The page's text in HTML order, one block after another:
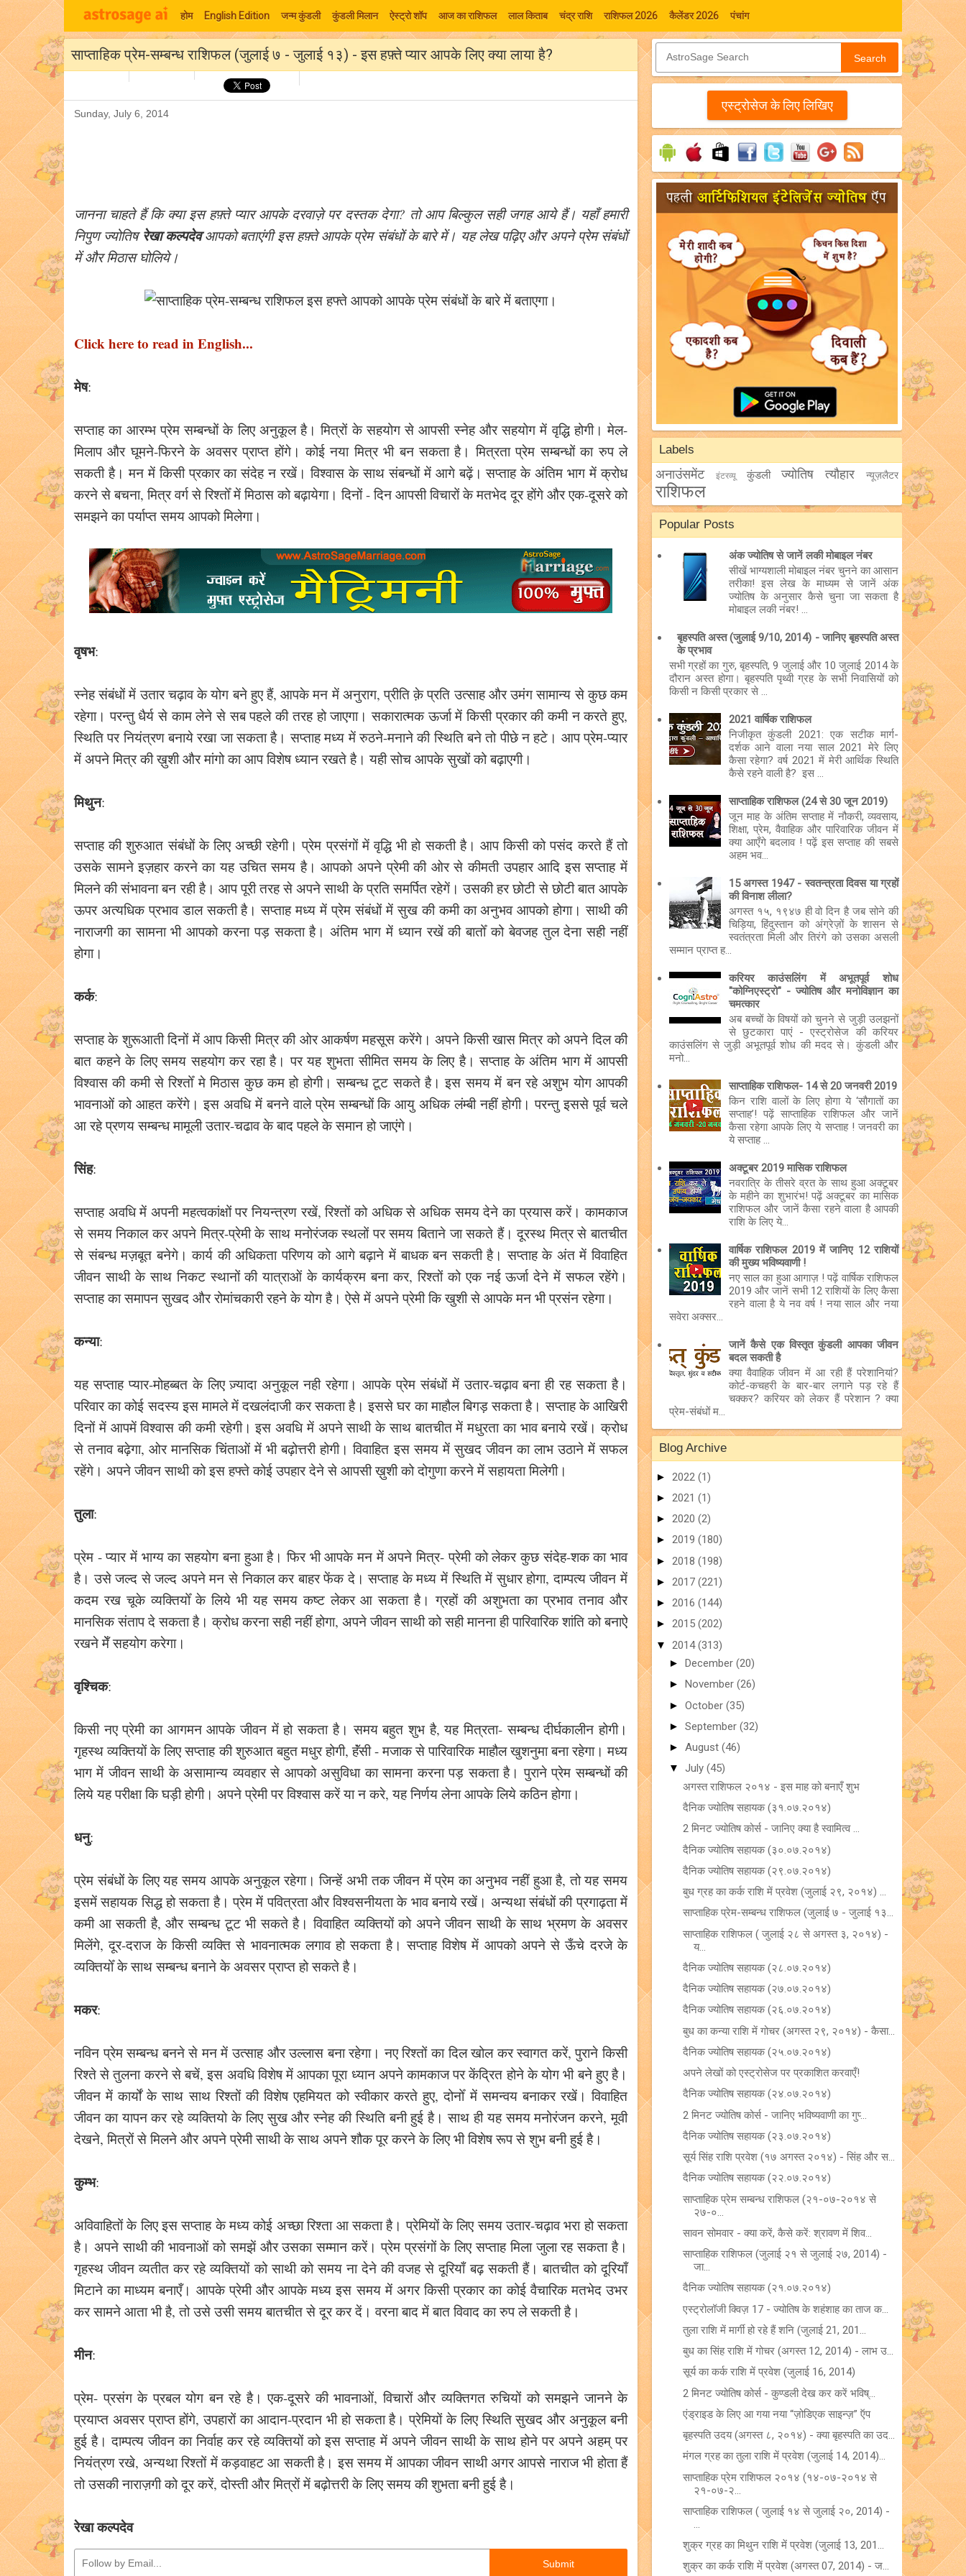
होम English Edition जन्म कुंडली कुंडली मिलान ऐस्ट्रो शॉप आज का राशिफल लाल किताब चंद्र राशि राशिफल 2026 कैलेंडर 2026 पंचांग
साप्ताहिक प्रेम-सम्बन्ध राशिफल (जुलाई ७ - जुलाई १३) - इस हफ़्ते प्यार आपके लिए क्या लाया है?
Sunday, July 6, 2014
जानना चाहते हैं कि क्या इस हफ़्ते प्यार आपके दरवाज़े पर दस्तक देगा? तो आप बिल्कुल सही जगह आये हैं। यहाँ हमारी
निपुण ज्योतिष रेखा कल्पदेवआपको बताएंगी इस हफ़्ते आपके प्रेम संबंधों के बारे में। यह लेख पढ़िए और अपने प्रेम संबंधों
में और मिठास घोलिये।
Click here to read in English...
मेष:
सप्ताह का आरम्भ प्रेम सम्बन्धों के लिए अनुकूल है। मित्रों के सहयोग से आपसी स्नेह और सहयोग में वृद्धि होगी। मेल-
मिलाप और घूमने-फिरने के अवसर प्राप्त होंगे। कोई नया मित्र भी बन सकता है। मित्रता प्रेम सम्बन्धों का रुप ले
सकती है। मन में किसी प्रकार का संदेह न रखें। विश्वास के साथ संबन्धों में आगे बढ़ें। सप्ताह के अंतिम भाग में क्रोध
करने से बचना, मित्र वर्ग से रिश्तोँ में मिठास को बढ़ायेगा। दिनों - दिन आपसी विचारों के मतभेद दूर होंगे और एक-दूसरे को
समझने का पर्याप्त समय आपको मिलेगा।
वृषभ:
स्नेह संबंधों में उतार चढ़ाव के योग बने हुए हैं, आपके मन में अनुराग, प्रीति क़े प्रति उत्साह और उमंग सामान्य से कुछ कम
रहेगा। परन्तु धैर्य से काम लेने से सब पहले की तरह हो जाएगा। सकारात्मक ऊर्जा में किसी प्रकार की कमी न करते हुए,
स्थिति पर नियंत्रण बनाये रखा जा सकता है। सप्ताह मध्य में रुठने-मनाने की स्थिति बने तो पीछे न हटे। आप प्रेम-प्यार
में अपने मित्र की ख़ुशी और मांगो का आप विशेष ध्यान रखते है। यही सोच आपके सुखों को बढ़ाएगी।
मिथुन:
सप्ताह की शुरुआत संबंधों के लिए अच्छी रहेगी। प्रेम प्रसंगों में वृद्धि भी हो सकती है। आप किसी को पसंद करते हैं तो
उसके सामने इज़हार करने का यह उचित समय है। आपको अपने प्रेमी की ओर से कीमती उपहार आदि इस सप्ताह में
मिलने की संभावना बन रही है। आप पूरी तरह से अपने साथी के प्रति समर्पित रहेगें। उसकी हर छोटी से छोटी बात आपके
ऊपर अत्यधिक प्रभाव डाल सकती है। सप्ताह मध्य में प्रेम संबंधों में सुख की कमी का अनुभव आपको होगा। साथी की
नाराजगी का सामना भी आपको करना पड़ सकता है। अंतिम भाग में ध्यान रखें की बातोँ को बेवजह तुल देना सही नहीं
होगा।
कर्क:
सप्ताह के शुरूआती दिनों में आप किसी मित्र की ओर आकर्षण महसूस करेंगे। अपने किसी खास मित्र को अपने दिल की
बात कहने के लिए समय सहयोग कर रहा है। पर यह शुभता सीमित समय के लिए है। सप्ताह के अंतिम भाग में आपसी
विश्वास की कमी से रिश्तोँ मे मिठास कुछ कम हो होगी। सम्बन्ध टूट सकते है। इस समय में बन रहे अशुभ योग आपकी
भावनाओं को आहत करेंगे। इस अवधि में बनने वाले प्रेम सम्बन्धों कि आयु अधिक लंम्बी नहीं होगी। परन्तु इससे पूर्व चले
आ रहे प्रणय सम्बन्ध मामूली उतार-चढाव के बाद पहले के समान हो जाएंगे।
सिंह:
सप्ताह अवधि में अपनी महत्वकांक्षों पर नियन्त्रण रखें, रिश्तों को अधिक से अधिक समय देने का प्रयास करें। कामकाज
से समय निकाल कर अपने मित्र-प्रेमी के साथ मनोरंजक स्थलों पर समय बिताने जा सकते हैं। दूरस्थ मित्र से बातचीत
से संबन्ध मज़बूत बनेगे। कार्य की अधिकता परिणय को आगे बढ़ाने में बाधक बन सकती है। सप्ताह के अंत में विवाहित
जीवन साथी के साथ निकट स्थानों की यात्राओं के कार्यक्रम बना कर, रिश्तों को एक नई ऊर्जा देने में सफल रहेंगे।
सप्ताह का समापन सुखद और रोमांचकारी रहने के योग है। ऐसे में अपने प्रेमी कि खुशी से आपके मन भी प्रसंन रहेगा।
कन्या:
यह सप्ताह प्यार-मोहब्बत के लिए ज़्यादा अनुकूल नही रहेगा। आपके प्रेम संबंधों में उतार-चढ़ाव बना ही रह सकता है।
परिवार का कोई सदस्य इस मामले में दखलंदाजी कर सकता है। इससे घर का माहौल बिगड़ सकता है। सप्ताह के आखिरी
दिनों में आपमें विश्वास की कमी रहेगी। इस अवधि में अपने साथी के साथ बातचीत में मधुरता का भाव बनाये रखें। क्रोध
से तनाव बढ़ेगा, ओर मानसिक चिंताओं में भी बढ़ोत्तरी होगी। विवाहित इस समय में सुखद जीवन का लाभ उठाने में सफल
रहेंगे। अपने जीवन साथी को इस हफ्ते कोई उपहार देने से आपसी ख़ुशी को दोगुणा करने में सहायता मिलेगी।
तुला:
प्रेम - प्यार में भाग्य का सहयोग बना हुआ है। फिर भी आपके मन में अपने मित्र- प्रेमी को लेकर कुछ संदेह-शक का भाव
है। उसे जल्द से जल्द अपने मन से निकाल कर बाहर फेंक दे। सप्ताह के मध्य में स्थिति में सुधार होगा, दाम्पत्य जीवन में
कदम रख चूके व्यक्तियोँ के लिये भी यह समय कष्ट लेकर आ सकता है। ग्रहों की अशुभता का प्रभाव तनाव और
मानसिक संताप दे सकता है। क्रोध करना सही नहीं होगा, अपने जीवन साथी को सही मानना ही पारिवारिक शांति को बनाऐ
रखने मेँ सहयोग करेगा।
वृश्चिक:
किसी नए प्रेमी का आगमन आपके जीवन में हो सकता है। समय बहुत शुभ है, यह मित्रता- सम्बन्ध दीर्घकालीन होगी।
गृहस्थ व्यक्तियों के लिए सप्ताह की शुरुआत बहुत मधुर होगी, हॅंसी - मजाक से पारिवारिक माहौल खुशनुमा बना रहेगा। मध्य
भाग में जीवन साथी के असामान्य व्यवहार से आपको असुविधा का सामना करना पड़ सकता है। पुराने प्रेम सम्बन्धों की
लिये यह परीक्षा कि घड़ी होगी। अपने प्रेमी पर विश्वास करें या न करे, यह निर्णय लेना आपके लिये कठिन होगा।
धनु:
प्रेम संबंधों के लिए यह समय आपके अनुकूल रहेगा। जिन्हें अभी तक जीवन में प्रेम का अनुभव नहीं हुआ है, तो यह समय
इसमें सहायक सिद्ध हो सकता है। प्रेम में पवित्रता और विश्वसनीयता के भाव बनाये रखें। अन्यथा संबंधों की प्रगाढ़ता में
कमी आ सकती है, और सम्बन्ध टूट भी सकते है। विवाहित व्यक्तियों को अपने जीवन साथी के साथ भ्रमण के अवसर
मिलेंगे, दूर-दराज के किसी व्यक्ति से भावनात्मक लगाव हो सकता है। सप्ताह विशेष में आपको अपने से ऊँचे दरजे के
व्यक्तियोँ के साथ सम्बन्ध बनाने के अवसर प्राप्त हो सकते है।
मकर:
नविन प्रेम सम्बन्ध बनने से मन में उत्साह और उल्लास बना रहेगा। नए रिश्तों का दिल खोल कर स्वागत करें, पुराने किसी
रिश्ते से तुलना करने से बचें, इस अवधि विशेष में आपका पूरा ध्यान अपने कामकाज पर केंद्रित होने के योग भी बने हुए है।
जीवन में कार्यों के साथ साथ रिश्तों की विशेष एहमियत को स्वीकार करते हुए, दोनोँ में समन्वय बनाकर रखें। विवाहित
जीवन का यापन कर रहे व्यक्तियो के लिए सुख और स्नेह की स्थिति बनी हुई है। साथ ही यह समय मनोरंजन करने, मूवी
देखने, मित्रों से मिलने और अपने प्रेमी साथी के साथ अपने शौक पूर करने के लिए भी विशेष रूप से शुभ बनी हुई है।
कुम्भ:
अविवाहितों के लिए इस सप्ताह के मध्य कोई अच्छा रिश्ता आ सकता है। प्रेमियों के लिए समय उतार-चढ़ाव भरा हो सकता
है। अपने साथी की भावनाओं को समझें और उसका सम्मान करें। प्रेम प्रसंगों के लिए सप्ताह मिला जुला रह सकता है।
गृहस्थ जीवन व्यतीत कर रहे व्यक्तियों को साथी को समय ना देने की वजह से दूरियाँ बढ़ सकती हैं। बातचीत को दूरियाँ
मिटाने का माध्यम बनाएँ। आपके प्रेमी और आपके मध्य इस समय में अगर किसी प्रकार का कोई वैचारिक मतभेद उभर
कर सामने आता भी है, तो उसे उसी समय बातचीत से दूर कर दें। वरना बाद में बात विवाद का रुप ले सकती है।
मीन:
प्रेम- प्रसंग के प्रबल योग बन रहे है। एक-दूसरे की भावनाओं, विचारों और व्यक्तिगत रुचियों को समझने जानने के
प्रयाप्त अवसर प्राप्त होंगे, उपहारों का आदान-प्रदान भी हो सकता है। प्रेमियों के लिए स्थिति सुखद और अनुकूल बनी
हुई है। दाम्पत्य जीवन का निर्वाह कर रहे व्यक्तियों को इस सप्ताह में अपने जीवन साथी के साथ होने पर अपने अहम् पर
नियंत्रण रखे, अन्यथा रिश्तों में कड़वाहट आ सकती है। इस समय में आपका जीवन साथी अगर आपसे नाराज भी होता हैं
तो उसकी नाराज़गी को दूर करें, दोस्ती और मित्रों में बढ़ोत्तरी के लिए समय की शुभता बनी हुई है।
रेखा कल्पदेव
Search
एस्‍ट्रोसेज के लिए लिखिए
Labels
अनाउंसमेंट इंटरव्यू कुंडली ज्योतिष त्यौहार न्यूज़लैटर
राशिफल
Popular Posts
अंक ज्योतिष से जानें लकी मोबाइल नंबर
सीखें भाग्यशाली मोबाइल नंबर चुनने का आसान
तरीका! इस लेख के माध्यम से जानें अंक
ज्योतिष के अनुसार कैसे चुना जा सकता है
मोबाइल लकी नंबर! ...
बृहस्पति अस्त (जुलाई 9/10, 2014) - जानिए बृहस्पति अस्त
के प्रभाव
सभी ग्रहों का गुरु, बृहस्पति, 9 जुलाई और 10 जुलाई 2014 के
दौरान अस्त होगा। बृहस्पति पृथ्वी ग्रह के सभी निवासियों को
किसी न किसी प्रकार से ...
2021 वार्षिक राशिफल
निजीकृत कुंडली 2021: एक सटीक मार्ग-
दर्शक आने वाला नया साल 2021 मेरे लिए
कैसा रहेगा? वर्ष 2021 में मेरी आर्थिक स्थिति
कैसे रहने वाली है? इस ...
साप्ताहिक राशिफल (24 से 30 जून 2019)
जून माह के अंतिम सप्ताह में नौकरी, व्यवसाय,
शिक्षा, प्रेम, वैवाहिक और पारिवारिक जीवन में
क्या आएँगे बदलाव ! पढ़ें इस सप्ताह की सबसे
अहम भव...
15 अगस्त 1947 - स्वतन्त्रता दिवस या ग्रहों
की विनाश लीला?
अगस्त १५, १९४७ ही वो दिन है जब सोने की
चिड़िया, हिंदुस्तान को अंग्रेज़ों के शासन से
स्वतंत्रता मिली और तिरंगे को उसका असली
सम्मान प्राप्त ह...
करियर काउंसलिंग में अभूतपूर्व शोध
"कोग्निएस्ट्रो" - ज्योतिष और मनोविज्ञान का
चमत्कार
अब बच्चों के विषयों को चुनने से जुड़ी उलझनों
से छुटकारा पाएं - एस्ट्रोसेज की करियर
काउंसलिंग से जुड़ी अभूतपूर्व शोध की मदद से। कुंडली और
मनो...
साप्ताहिक राशिफल- 14 से 20 जनवरी 2019
किन राशि वालों के लिए होगा ये ‘सौगातों का
सप्ताह’! पढ़ें साप्ताहिक राशिफल और जानें
कैसा रहेगा आपके लिए ये सप्ताह ! जनवरी का
ये सप्ताह ...
अक्टूबर 2019 मासिक राशिफल
नवरात्रि के तीसरे व्रत के साथ हुआ अक्टूबर
के महीने का शुभारंभ! पढ़ें अक्टूबर का मासिक
राशिफल और जानें कैसा रहने वाला है आपकी
राशि के लिए ये...
वार्षिक राशिफल 2019 में जानिए 12 राशियों
की मुख्य भविष्यवाणी !
नए साल का हुआ आगाज़ ! पढ़ें वार्षिक राशिफल
2019 और जानें सभी 12 राशियों के लिए कैसा
रहने वाला है ये नव वर्ष ! नया साल और नया
सवेरा अक्सर...
जानें कैसे एक विस्तृत कुंडली आपका जीवन
बदल सकती है
क्या वैवाहिक जीवन में आ रही हैं परेशानियां?
कोर्ट-कचहरी के बार-बार लगाने पड़ रहे हैं
चक्कर? करियर को लेकर हैं परेशान ? क्या
प्रेम-संबंधों म...
Blog Archive
► 2022 (1)
► 2021 (1)
► 2020 (2)
► 2019 (180)
► 2018 (198)
► 2017 (221)
► 2016 (144)
► 2015 (202)
▼ 2014(313)
► December (20)
► November (26)
► October (35)
► September (32)
► August (46)
▼ July (45)
अगस्त राशिफल २०१४ - इस माह को बनाएँ शुभ
दैनिक ज्योतिष सहायक (३१.०७.२०१४)
2 मिनट ज्योतिष कोर्स - जानिए क्या है स्‍वामित्‍व ...
दैनिक ज्योतिष सहायक (३०.०७.२०१४)
दैनिक ज्योतिष सहायक (२९.०७.२०१४)
बुध ग्रह का कर्क राशि में प्रवेश (जुलाई २९, २०१४) ...
साप्ताहिक प्रेम-सम्बन्ध राशिफल (जुलाई ७ - जुलाई १३...
साप्ताहिक राशिफल ( जुलाई २८ से अगस्त ३, २०१४) -
य...
दैनिक ज्योतिष सहायक (२८.०७.२०१४)
दैनिक ज्योतिष सहायक (२७.०७.२०१४)
दैनिक ज्योतिष सहायक (२६.०७.२०१४)
बुध का कन्या राशि में गोचर (अगस्त २९, २०१४) - कैसा...
दैनिक ज्योतिष सहायक (२५.०७.२०१४)
अपने लेखों को एस्ट्रोसेज पर प्रकाशित करवाएँ!
दैनिक ज्योतिष सहायक (२४.०७.२०१४)
2 मिनट ज्योतिष कोर्स - जानिए भविष्‍यवाणी का गुप्‍...
दैनिक ज्योतिष सहायक (२३.०७.२०१४)
सूर्य सिंह राशि प्रवेश (१७ अगस्त २०१४) - सिंह और स...
दैनिक ज्योतिष सहायक (२२.०७.२०१४)
साप्ताहिक प्रेम सम्बन्ध राशिफल (२१-०७-२०१४ से
२७-०...
सावन सोमवार - क्या करें, कैसे करें: श्रावण में शिव...
साप्ताहिक राशिफल (जुलाई २१ से जुलाई २७, 2014) -
जा...
दैनिक ज्योतिष सहायक (२१.०७.२०१४)
एस्ट्रोलॉजी क्विज़ 17 - ज्योतिष के शहंशाह का ताज क...
तुला राशि में मार्गी हो रहे हैं शनि (जुलाई 21, 201...
बुध का सिंह राशि में गोचर (अगस्त 12, 2014) - लाभ उ...
सूर्य का कर्क राशि में प्रवेश (जुलाई 16, 2014)
2 मिनट ज्योतिष कोर्स - कुण्‍डली देख कर करें भविष्...
एंड्राइड के लिए आ गया नया “ज़ोडिएक साइन्ज़” ऍप
बृहस्पति उदय (अगस्त ८, २०१४) - क्या बृहस्पति का उद...
मंगल ग्रह का तुला राशि में प्रवेश (जुलाई 14, 2014)...
साप्ताहिक प्रेम राशिफल २०१४ (१४-०७-२०१४ से
२१-०७-२...
साप्ताहिक राशिफल ( जुलाई १४ से जुलाई २०, 2014) -
...
शुक्र ग्रह का मिथुन राशि में प्रवेश (जुलाई 13, 201...
शुक्र का कर्क राशि में प्रवेश (अगस्त 07, 2014) - ज...